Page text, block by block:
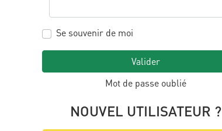
Se souvenir de moi
Valider
Mot de passe oublié
NOUVEL UTILISATEUR ?